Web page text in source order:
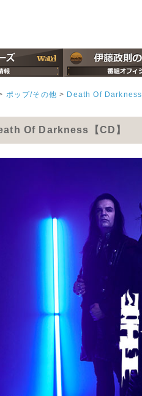
ポップ/その他 > Death Of Darkness
Of Darkness【CD】